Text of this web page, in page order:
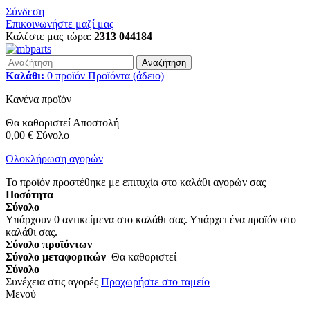
Σύνδεση
Επικοινωνήστε μαζί μας
Καλέστε μας τώρα: 2313 044184
Αναζήτηση
Καλάθι: 0 προϊόν Προϊόντα (άδειο)
Κανένα προϊόν
Θα καθοριστεί Αποστολή
0,00 € Σύνολο
Ολοκλήρωση αγορών
Το προϊόν προστέθηκε με επιτυχία στο καλάθι αγορών σας
Ποσότητα
Σύνολο
Υπάρχουν 0 αντικείμενα στο καλάθι σας. Υπάρχει ένα προϊόν στο
καλάθι σας.
Σύνολο προϊόντων
Σύνολο μεταφορικών Θα καθοριστεί
Σύνολο
Συνέχεια στις αγορές Προχωρήστε στο ταμείο
Μενού